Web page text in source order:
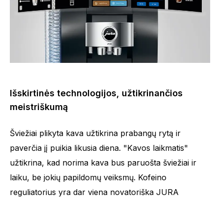
Išskirtinės technologijos, užtikrinančios
meistriškumą
Šviežiai plikyta kava užtikrina prabangų rytą ir
paverčia jį puikia likusia diena. "Kavos laikmatis"
užtikrina, kad norima kava bus paruošta šviežiai ir
laiku, be jokių papildomų veiksmų. Kofeino
reguliatorius yra dar viena novatoriška JURA